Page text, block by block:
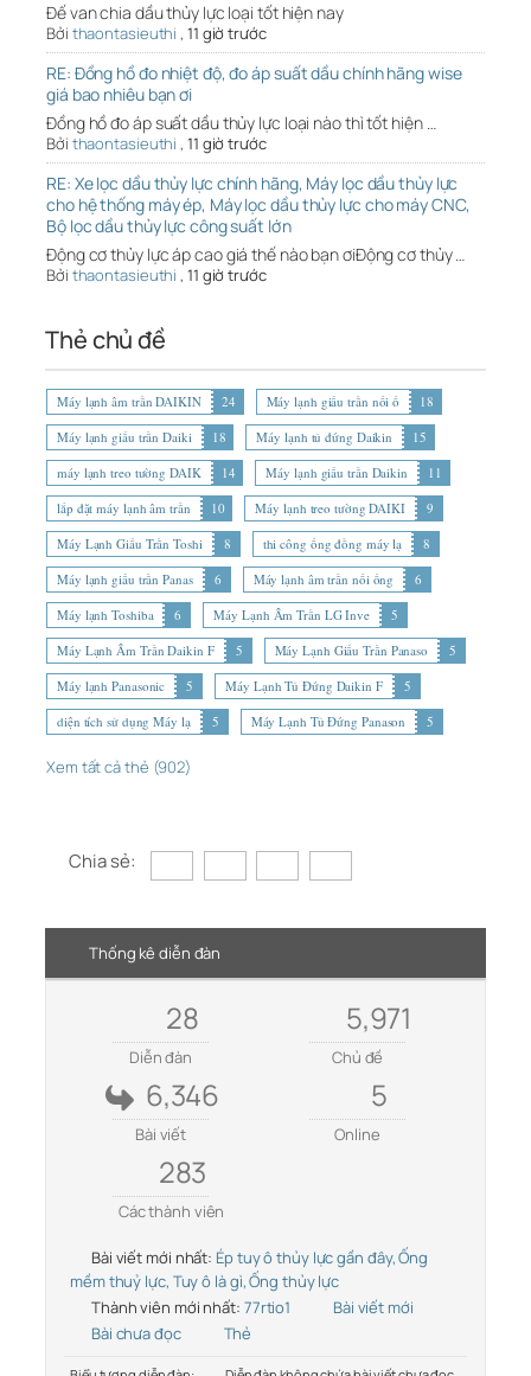
Đế van chia dầu thủy lực loại tốt hiện nay
Bởi thaontasieuthi , 11 giờ trước
RE: Đồng hồ đo nhiệt độ, đo áp suất dầu chính hãng wise
giá bao nhiêu bạn ơi
Đồng hồ đo áp suất dầu thủy lực loại nào thì tốt hiện …
Bởi thaontasieuthi , 11 giờ trước
RE: Xe lọc dầu thủy lực chính hãng, Máy lọc dầu thủy lực
cho hệ thống máy ép, Máy lọc dầu thủy lực cho máy CNC,
Bộ lọc dầu thủy lực công suất lớn
Động cơ thủy lực áp cao giá thế nào bạn ơiĐộng cơ thủy …
Bởi thaontasieuthi , 11 giờ trước
Thẻ chủ đề
Máy lạnh âm trần DAIKIN 24 Máy lạnh giấu trần nối ố
18
Máy lạnh giấu trần Daiki
18 Máy lạnh tủ đứng Daikin
15
máy lạnh treo tường DAIK
14 Máy lạnh giấu trần Daikin
11
lắp đặt máy lạnh âm trần
10 Máy lạnh treo tường DAIKI
9
Máy Lạnh Giấu Trần Toshi
8 thi công ống đồng máy lạ
8
Máy lạnh giấu trần Panas
6 Máy lạnh âm trần nối ống
6
Máy lạnh Toshiba
6 Máy Lạnh Âm Trần LG Inve
5
Máy Lạnh Âm Trần Daikin F
5 Máy Lạnh Giấu Trần Panaso
5
Máy lạnh Panasonic
5 Máy Lạnh Tủ Đứng Daikin F
5
diện tích sử dụng Máy lạ
5 Máy Lạnh Tủ Đứng Panason 5
Xem tất cả thẻ (902)
Chia sẻ:
Thống kê diễn đàn
28
Diễn đàn
5,971
Chủ đề
6,346
Bài viết
5
Online
283
Các thành viên
Bài viết mới nhất: Ép tuy ô thủy lực gần đây, Ống
mềm thuỷ lực, Tuy ô là gì, Ống thủy lực
Thành viên mới nhất: 77rtio1
Bài viết mới
Bài chưa đọc
Thẻ